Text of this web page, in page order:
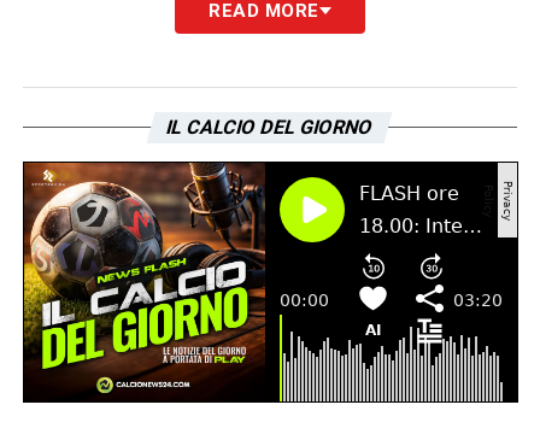
Sport e Tuttosport rappresentano i principali
riferimento ogni giorno tanto per gli addetti ai
lavori quanto per gli appassionati.
READ MORE
IL CALCIO DEL GIORNO